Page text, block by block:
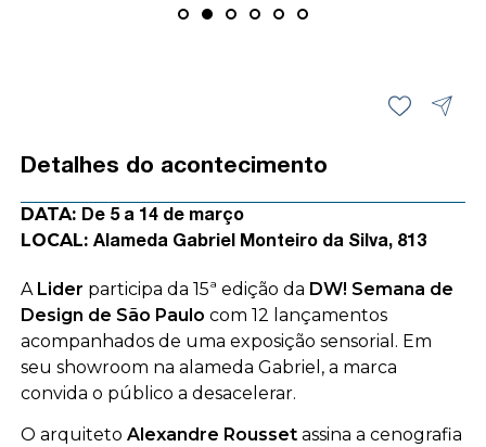
Detalhes do acontecimento
DATA: De 5 a 14 de março
LOCAL: Alameda Gabriel Monteiro da Silva, 813
A Lider participa da 15ª edição da DW! Semana de
Design de São Paulo com 12 lançamentos
acompanhados de uma exposição sensorial. Em
seu showroom na alameda Gabriel, a marca
convida o público a desacelerar.
O arquiteto Alexandre Rousset assina a cenografia